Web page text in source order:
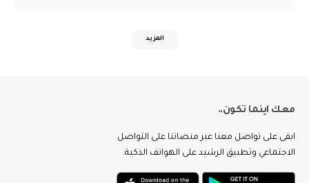
المزيد
معك اينما تكون..
ابقى على تواصل معنا عبر منصاتنا على التواصل
الاجتماعي وتطبيق الرشيد على الهواتف الذكية.